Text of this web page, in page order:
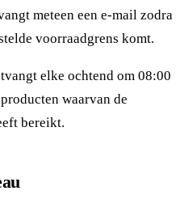
meteen een e-mail zodra
voorraadgrens komt.
elke ochtend om 08:00
waarvan de
bereikt.